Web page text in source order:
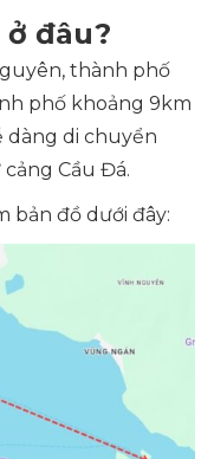
đâu?
thành phố
phố khoảng 9km
dàng di chuyển
Cầu Đá.
bản đồ dưới đây: